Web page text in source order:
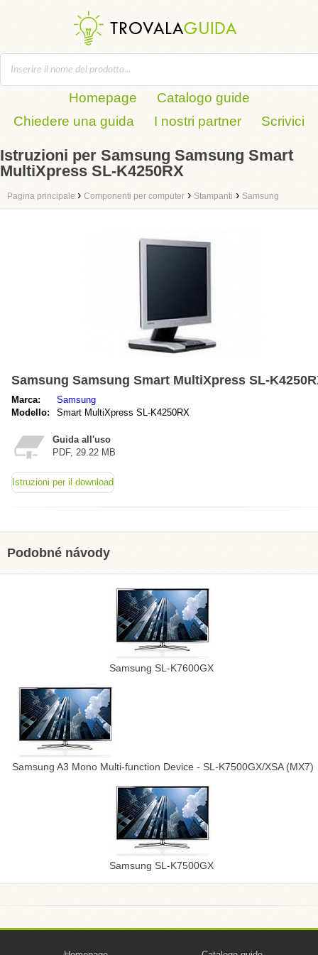
Homepage
Catalogo guide
Chiedere una guida
I nostri partner Scrivici
Istruzioni per Samsung Samsung Smart
MultiXpress SL-K4250RX
Pagina principale › Componenti per computer › Stampanti › Samsung
Samsung Samsung Smart MultiXpress SL-
Marca:
Samsung
Modello:
Smart MultiXpress SL-K4250RX
Guida all'uso
PDF, 29.22 MB
Istruzioni per il download
Podobné návody
Samsung SL-K7600GX
Samsung A3 Mono Multi-function Device - SL-K7500GX/XSA (MX7)
Samsung SL-K7500GX